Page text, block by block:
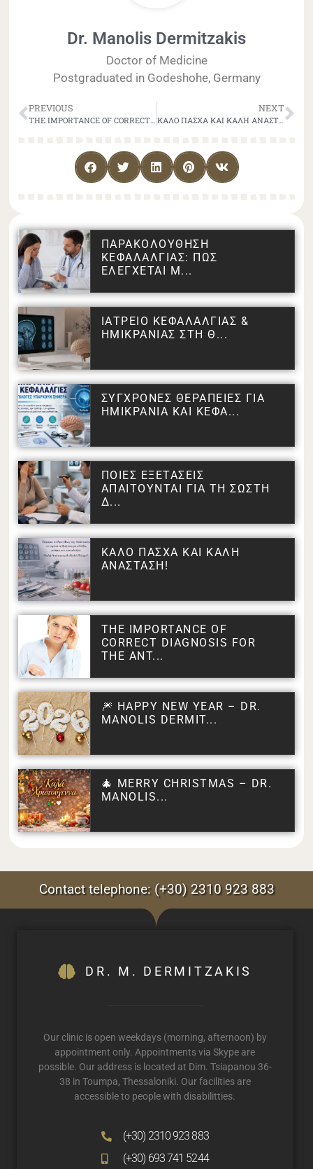
Dr. Manolis Dermitzakis
Doctor of Medicine
Postgraduated in Godeshohe, Germany
PREVIOUS
THE IMPORTANCE OF CORRECT DIAGNOSIS IN TREATING MIGRAINE
NEXT
ΚΑΛΟ ΠΑΣΧΑ ΚΑΙ ΚΑΛΗ ΑΝΑΣΤΑΣΗ!
ΠΑΡΑΚΟΛΟΥΘΗΣΗ
ΚΕΦΑΛΑΛΓΙΑΣ: ΠΩΣ
ΕΛΕΓΧΕΤΑΙ Μ...
ΙΑΤΡΕΙΟ ΚΕΦΑΛΑΛΓΙΑΣ &
ΗΜΙΚΡΑΝΙΑΣ ΣΤΗ Θ...
ΣΥΓΧΡΟΝΕΣ ΘΕΡΑΠΕΙΕΣ ΓΙΑ
ΗΜΙΚΡΑΝΙΑ ΚΑΙ ΚΕΦΑ...
ΠΟΙΕΣ ΕΞΕΤΑΣΕΙΣ
ΑΠΑΙΤΟΥΝΤΑΙ ΓΙΑ ΤΗ ΣΩΣΤΗ
Δ...
ΚΑΛΟ ΠΑΣΧΑ ΚΑΙ ΚΑΛΗ
ΑΝΑΣΤΑΣΗ!
THE IMPORTANCE OF
CORRECT DIAGNOSIS FOR
THE ANT...
🎆 HAPPY NEW YEAR – DR.
MANOLIS DERMIT...
🎄 MERRY CHRISTMAS – DR.
MANOLIS...
Contact telephone: (+30) 2310 923 883
DR. M. DERMITZAKIS
Our clinic is open weekdays (morning, afternoon) by
appointment only. Appointments via Skype are
possible. Our address is located at Dim. Tsiapanou 36-
38 in Toumpa, Thessaloniki. Our facilities are
accessible to people with disabilitties.
(+30) 2310 923 883
(+30) 693 741 5244